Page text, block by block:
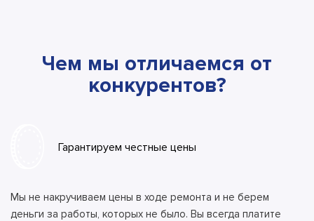
Чем мы отличаемся от
конкурентов?
Гарантируем честные цены
Мы не накручиваем цены в ходе ремонта и не берем
деньги за работы, которых не было. Вы всегда платите